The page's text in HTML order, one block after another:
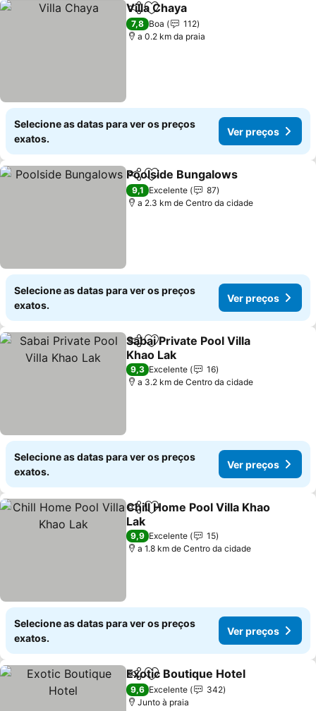
PartilharAdicionar aos favoritos
Villa Chaya
7,8 Boa
112
a 0.2 km da praia
Selecione as datas para ver os preços
exatos.
Ver preços
PartilharAdicionar aos favoritos
Poolside Bungalows
9,1 Excelente
87
a 2.3 km de Centro da cidade
Selecione as datas para ver os preços
exatos.
Ver preços
PartilharAdicionar aos favoritos
Sabai Private Pool Villa
Khao Lak
9,3 Excelente
16
a 3.2 km de Centro da cidade
Selecione as datas para ver os preços
exatos.
Ver preços
PartilharAdicionar aos favoritos
Chill Home Pool Villa Khao
Lak
9,9 Excelente
15
a 1.8 km de Centro da cidade
Selecione as datas para ver os preços
exatos.
Ver preços
PartilharAdicionar aos favoritos
Exotic Boutique Hotel
9,6 Excelente
342
Junto à praia